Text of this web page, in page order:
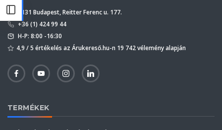
1131 Budapest, Reitter Ferenc u. 177.
+36 (1) 424 99 44
H-P: 8:00 -16:30
4,9 / 5 értékelés az Árukereső.hu-n 19 742 vélemény alapján
TERMÉKEK